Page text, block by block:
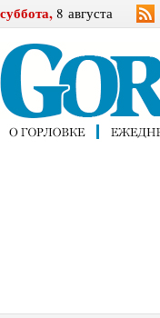
суббота, 8 августа